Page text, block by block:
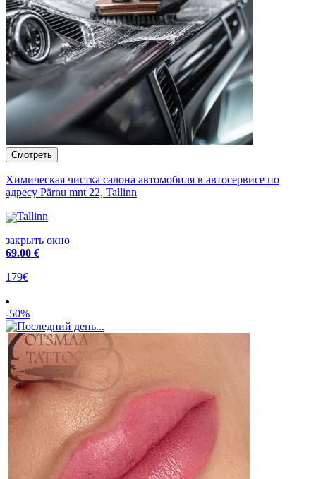
Химическая чистка салона автомобиля в автосервисе по
адресу Pärnu mnt 22, Tallinn
Tallinn
закрыть окно
69.00 €
179€
-50%